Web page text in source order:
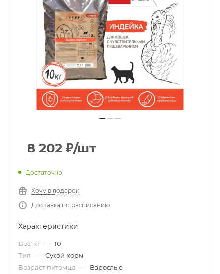
8 202 ₽/шт
Достаточно
Хочу в подарок
Доставка по расписанию
Характеристики
Вес, кг — 10
Тип — Сухой корм
Возраст питомца — Взрослые